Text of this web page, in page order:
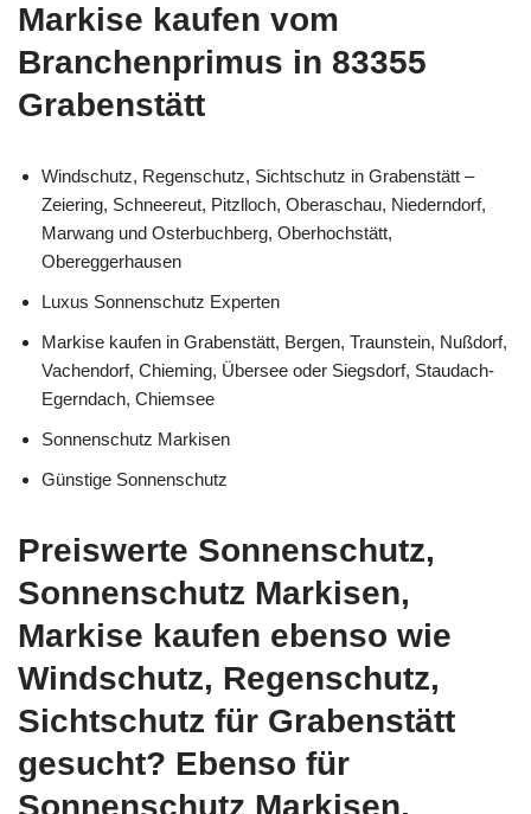
Markise kaufen vom
Branchenprimus in 83355
Grabenstätt
Windschutz, Regenschutz, Sichtschutz in Grabenstätt –
Zeiering, Schneereut, Pitzlloch, Oberaschau, Niederndorf,
Marwang und Osterbuchberg, Oberhochstätt,
Obereggerhausen
Luxus Sonnenschutz Experten
Markise kaufen in Grabenstätt, Bergen, Traunstein, Nußdorf,
Vachendorf, Chieming, Übersee oder Siegsdorf, Staudach-
Egerndach, Chiemsee
Sonnenschutz Markisen
Günstige Sonnenschutz
Preiswerte Sonnenschutz,
Sonnenschutz Markisen,
Markise kaufen ebenso wie
Windschutz, Regenschutz,
Sichtschutz für Grabenstätt
gesucht? Ebenso für
Sonnenschutz Markisen,